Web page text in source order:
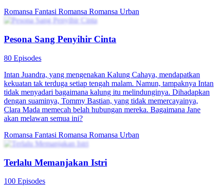
Romansa Fantasi Romansa Romansa Urban
Pesona Sang Penyihir Cinta
80 Episodes
Intan Juandra, yang mengenakan Kalung Cahaya, mendapatkan
kekuatan tak terduga setiap tengah malam. Namun, tampaknya Intan
tidak menyadari bagaimana kalung itu melindunginya. Dihadapkan
dengan suaminya, Tommy Bastian, yang tidak memercayainya,
Clara Mada memecah belah hubungan mereka. Bagaimana Jane
akan melawan semua ini?
Romansa Fantasi Romansa Romansa Urban
Terlalu Memanjakan Istri
100 Episodes